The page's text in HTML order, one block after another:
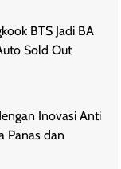
BTS Jadi BA
Sold Out
Inovasi Anti
Panas dan